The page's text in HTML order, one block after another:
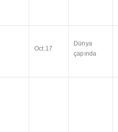
Oct.17
Dünya
çapında